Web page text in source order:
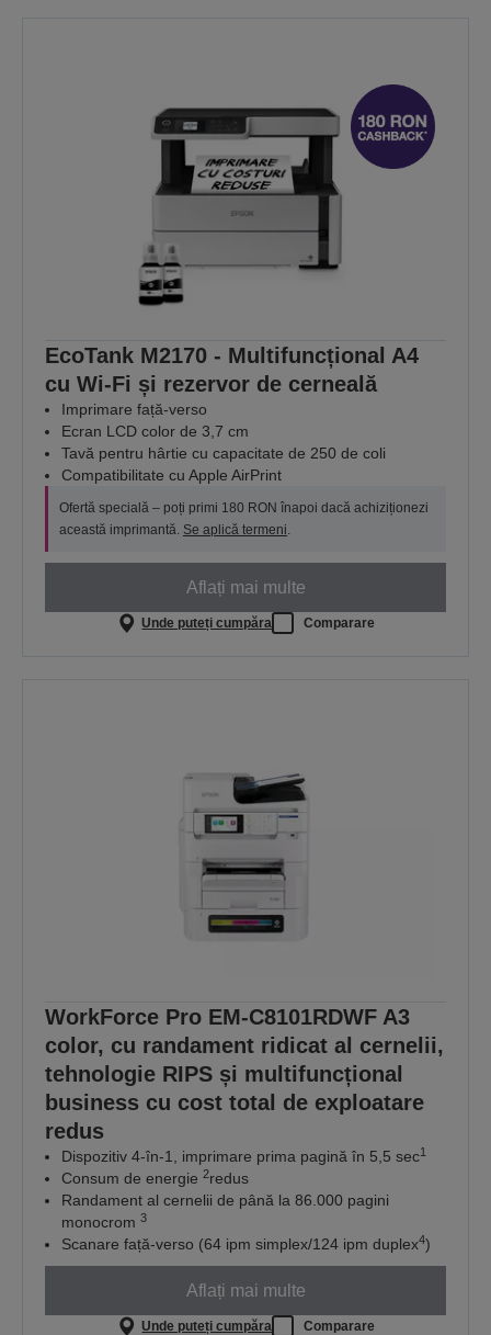
EcoTank M2170 - Multifuncțional A4
cu Wi-Fi și rezervor de cerneală
Imprimare față-verso
Ecran LCD color de 3,7 cm
Tavă pentru hârtie cu capacitate de 250 de coli
Compatibilitate cu Apple AirPrint
Ofertă specială – poți primi 180 RON înapoi dacă achiziționezi
această imprimantă. Se aplică termeni.
Aflați mai multe
Unde puteți cumpăra Comparare
WorkForce Pro EM-C8101RDWF A3
color, cu randament ridicat al cernelii,
tehnologie RIPS și multifuncțional
business cu cost total de exploatare
redus
Dispozitiv 4-în-1, imprimare prima pagină în 5,5 sec1
Consum de energie 2redus
Randament al cernelii de până la 86.000 pagini
monocrom 3
Scanare față-verso (64 ipm simplex/124 ipm duplex4)
Aflați mai multe
Unde puteți cumpăra Comparare